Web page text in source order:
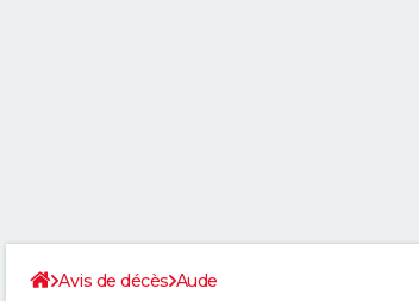
Avis de décès Aude